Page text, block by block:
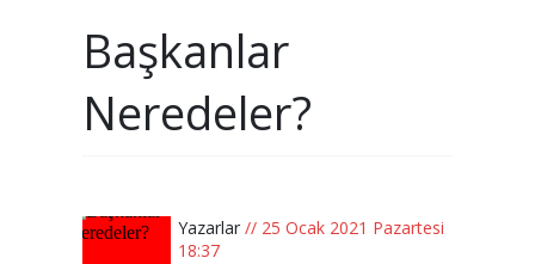
Başkanlar
Neredeler?
Yazarlar // 25 Ocak 2021 Pazartesi
18:37